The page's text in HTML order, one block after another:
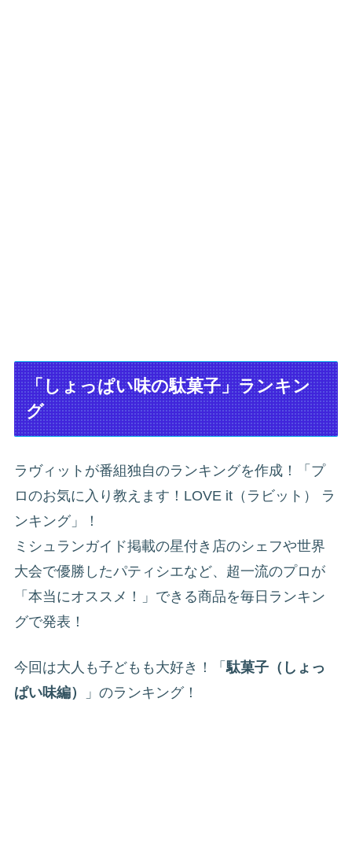
「しょっぱい味の駄菓子」ランキン
グ
ラヴィットが番組独自のランキングを作成！「プ
ロのお気に入り教えます！LOVE it（ラビット） ラ
ンキング」！
ミシュランガイド掲載の星付き店のシェフや世界
大会で優勝したパティシエなど、超一流のプロが
「本当にオススメ！」できる商品を毎日ランキン
グで発表！
今回は大人も子どもも大好き！「駄菓子（しょっ
ぱい味編）
」のランキング！